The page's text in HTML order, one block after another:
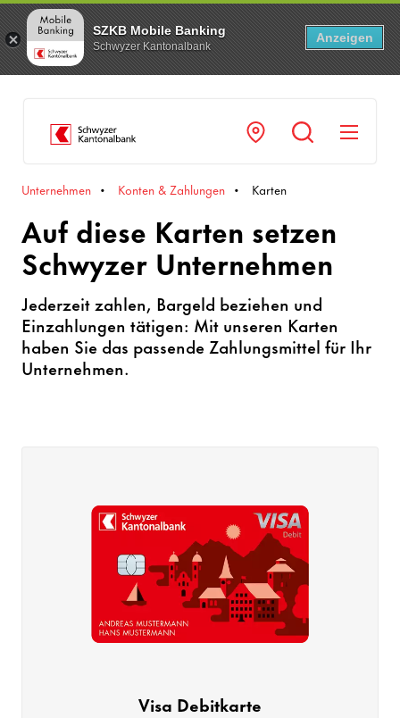
SZKB Mobile Banking
Schwyzer Kantonalbank
Anzeigen
Unternehmen Konten & Zahlungen Karten
Auf diese Karten setzen
Schwyzer Unternehmen
Jederzeit zahlen, Bargeld beziehen und
Einzahlungen tätigen: Mit unseren Karten
haben Sie das passende Zahlungsmittel für Ihr
Unternehmen.
Visa Debitkarte